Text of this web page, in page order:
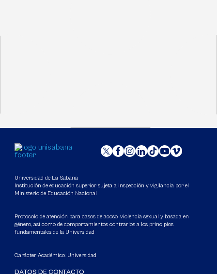
Universidad de La Sabana
Institución de educación superior sujeta a inspección y vigilancia por el
Ministerio de Educación Nacional
Protocolo de atención para casos de acoso, violencia sexual y basada en
género, así como de comportamientos contrarios a los principios
fundamentales de la Universidad
Carácter Académico: Universidad
DATOS DE CONTACTO